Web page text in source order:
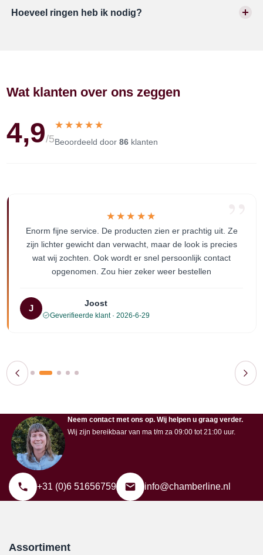
Hoeveel ringen heb ik nodig?
Wat klanten over ons zeggen
4,9/5
★★★★★
★★★★★
Beoordeeld door 86 klanten
”
★★★★★
★★★★★
Enorm fijne service. De producten zien er prachtig uit. Ze
zijn lichter gewicht dan verwacht, maar de look is precies
wat wij zochten. Ook wordt er snel persoonlijk contact
opgenomen. Zou hier zeker weer bestellen
J
Joost
Geverifieerde klant · 2026-6-29
Neem contact met ons op. Wij helpen u graag verder.
Wij zijn bereikbaar van ma t/m za 09:00 tot 21:00 uur.
+31 (0)6 51656759 info@chamberline.nl
Assortiment